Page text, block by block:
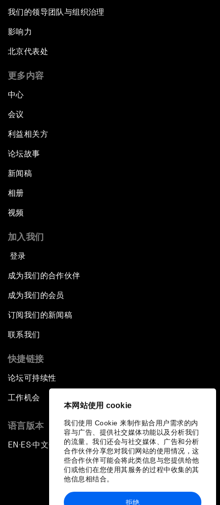
本网站使用 cookie
我们使用 Cookie 来制作贴合用户需求的内
容与广告、提供社交媒体功能以及分析我们
的流量。我们还会与社交媒体、广告和分析
合作伙伴分享您对我们网站的使用情况，这
些合作伙伴可能会将此类信息与您提供给他
们或他们在您使用其服务的过程中收集的其
他信息相结合。
拒绝
我们的领导团队与组织治理
影响力
北京代表处
更多内容
中心
会议
利益相关方
论坛故事
新闻稿
相册
视频
加入我们
登录
成为我们的合作伙伴
成为我们的会员
订阅我们的新闻稿
联系我们
快捷链接
论坛可持续性
工作机会
语言版本
EN ▪ES▪中文▪ 日本語